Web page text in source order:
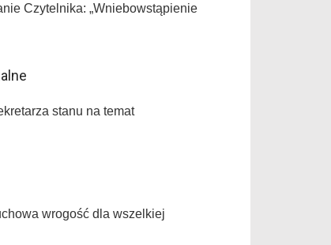
Czytelnika: „Wniebowstąpienie
stanu na temat
wrogość dla wszelkiej